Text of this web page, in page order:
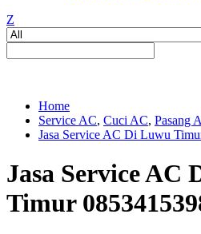
Z
Home
Service AC, Cuci AC, Pasang
Jasa Service AC Di Luwu
Jasa Service AC
Timur